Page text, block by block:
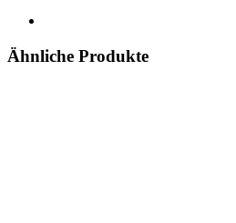
Ähnliche Produkte